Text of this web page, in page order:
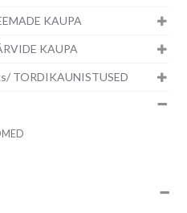
KAUPA
KAUPA
TORDIKAUNISTUSED